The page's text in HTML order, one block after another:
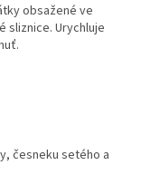
obsažené ve
sliznice. Urychluje
česneku setého a